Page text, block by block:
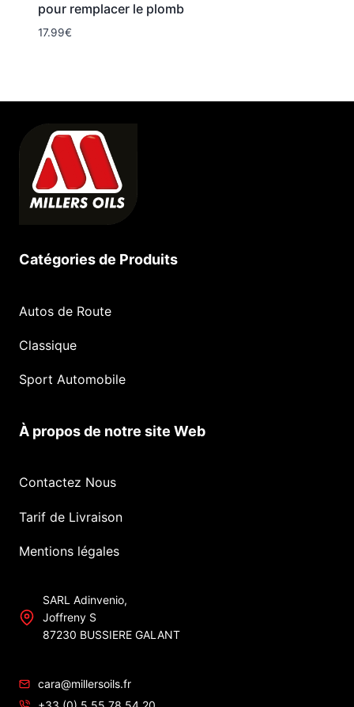
pour remplacer le plomb
17.99€
Catégories de Produits
Autos de Route
Classique
Sport Automobile
À propos de notre site Web
Contactez Nous
Tarif de Livraison
Mentions légales
SARL Adinvenio,
Joffreny S
87230 BUSSIERE GALANT
cara@millersoils.fr